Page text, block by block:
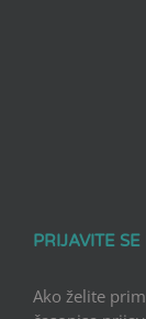
PRIJAVITE
Ako želite